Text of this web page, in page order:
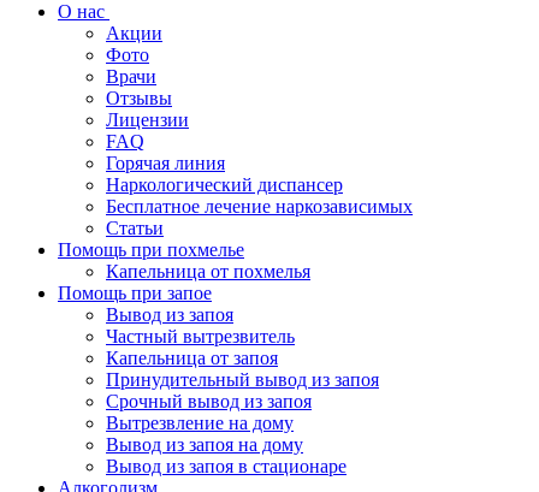
О нас
Акции
Фото
Врачи
Отзывы
Лицензии
FAQ
Горячая линия
Наркологический диспансер
Бесплатное лечение наркозависимых
Статьи
Помощь при похмелье
Капельница от похмелья
Помощь при запое
Вывод из запоя
Частный вытрезвитель
Капельница от запоя
Принудительный вывод из запоя
Срочный вывод из запоя
Вытрезвление на дому
Вывод из запоя на дому
Вывод из запоя в стационаре
Алкоголизм